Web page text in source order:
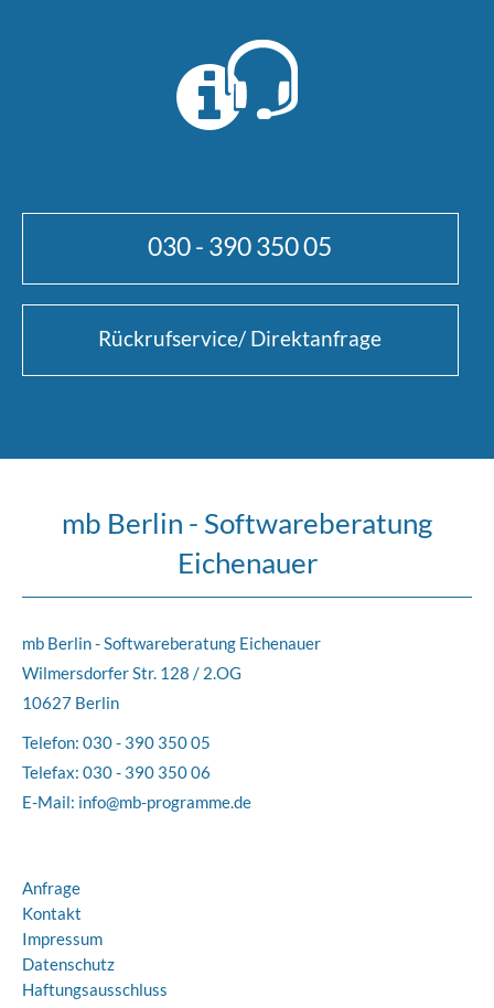
030 - 390 350 05
Rückrufservice/ Direktanfrage
mb Berlin - Softwareberatung
Eichenauer
mb Berlin - Softwareberatung Eichenauer
Wilmersdorfer Str. 128 / 2.OG
10627 Berlin
Telefon: 030 - 390 350 05
Telefax: 030 - 390 350 06
E-Mail: info@mb-programme.de
Anfrage
Kontakt
Impressum
Datenschutz
Haftungsausschluss